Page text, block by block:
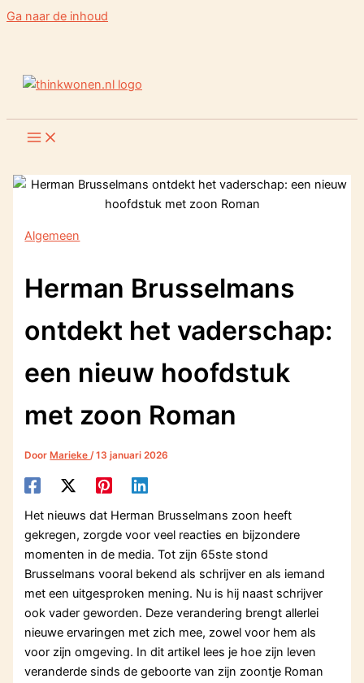
Ga naar de inhoud
Algemeen
Herman Brusselmans
ontdekt het vaderschap:
een nieuw hoofdstuk
met zoon Roman
DoorMarieke /13 januari 2026
Het nieuws dat Herman Brusselmans zoon heeft
gekregen, zorgde voor veel reacties en bijzondere
momenten in de media. Tot zijn 65ste stond
Brusselmans vooral bekend als schrijver en als iemand
met een uitgesproken mening. Nu is hij naast schrijver
ook vader geworden. Deze verandering brengt allerlei
nieuwe ervaringen met zich mee, zowel voor hem als
voor zijn omgeving. In dit artikel lees je hoe zijn leven
veranderde sinds de geboorte van zijn zoontje Roman